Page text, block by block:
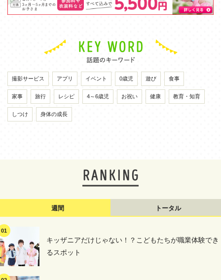
撮影サービス アプリ イベント 0歳児 遊び 食事
家事 旅行 レシピ 4～6歳児 お祝い 健康 教育・知育
しつけ 身体の成長
週間 トータル
キッザニアだけじゃない！？こどもたちが職業体験でき
るスポット